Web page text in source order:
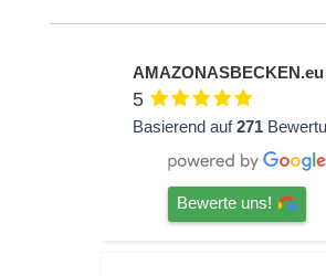
AMAZONASBECKEN.eu
5
Basierend auf271
Bewerte uns!